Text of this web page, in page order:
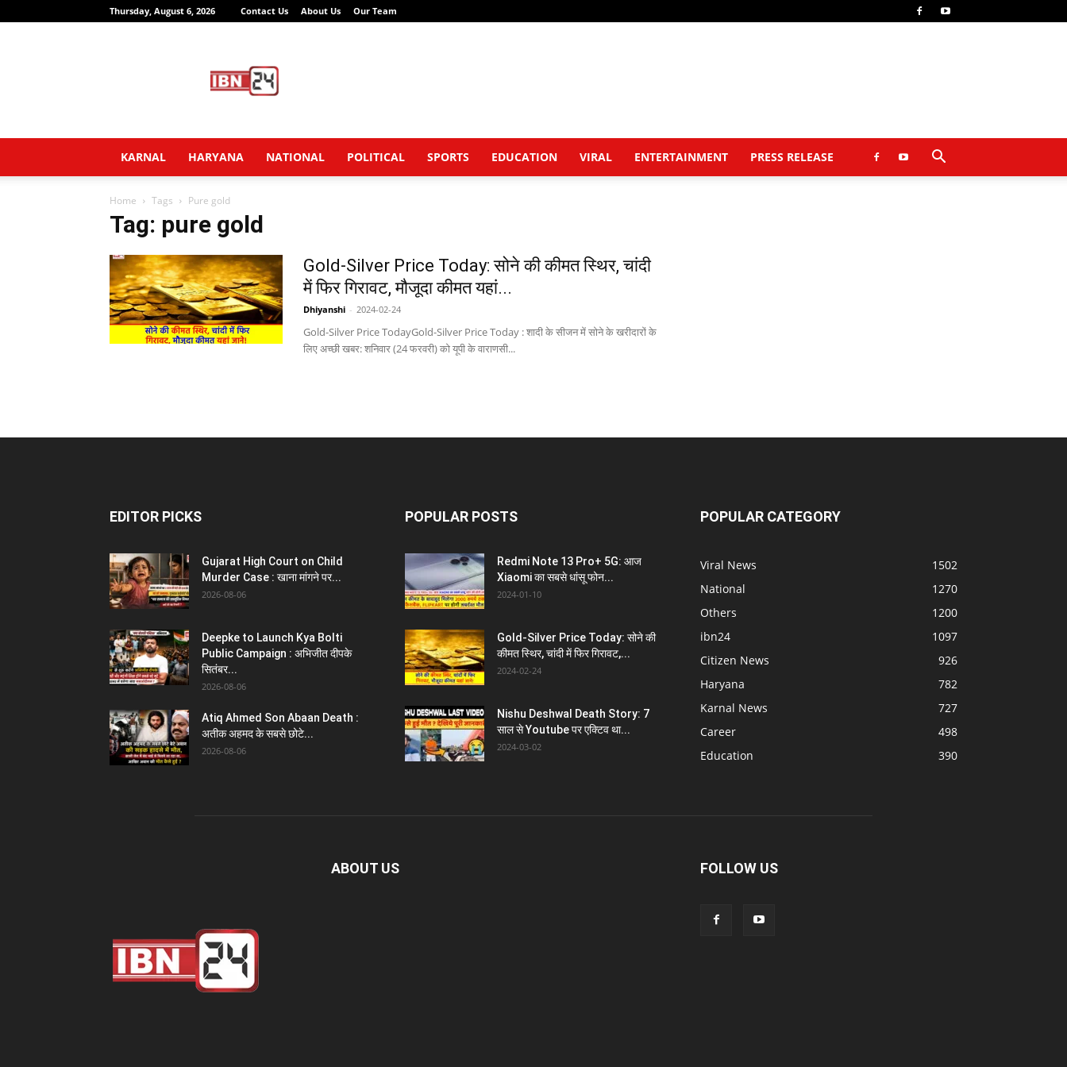
Thursday, August 6, 2026 Contact Us About Us Our Team
News
Network
KARNAL HARYANA NATIONAL POLITICAL SPORTS EDUCATION VIRAL ENTERTAINMENT PRESS RELEASE
Home Tags Pure gold
Tag: pure gold
Gold-Silver Price Today: सोने की कीमत स्थिर, चांदी
में फिर गिरावट, मौजूदा कीमत यहां...
Dhiyanshi - 2024-02-24
Gold-Silver Price TodayGold-Silver Price Today : शादी के सीजन में सोने के खरीदारों के
लिए अच्छी खबर: शनिवार (24 फरवरी) को यूपी के वाराणसी...
EDITOR PICKS
Gujarat High Court on Child
Murder Case : खाना मांगने पर...
2026-08-06
Deepke to Launch Kya Bolti
Public Campaign : अभिजीत दीपके
सितंबर...
2026-08-06
Atiq Ahmed Son Abaan Death :
अतीक अहमद के सबसे छोटे...
2026-08-06
POPULAR POSTS
Redmi Note 13 Pro+ 5G: आज
Xiaomi का सबसे धांसू फोन...
2024-01-10
Gold-Silver Price Today: सोने की
कीमत स्थिर, चांदी में फिर गिरावट,...
2024-02-24
Nishu Deshwal Death Story: 7
साल से Youtube पर एक्टिव था...
2024-03-02
POPULAR CATEGORY
Viral News
1502
National
1270
Others
1200
ibn24
1097
Citizen News
926
Haryana
782
Karnal News
727
Career
498
Education
390
ABOUT US FOLLOW US